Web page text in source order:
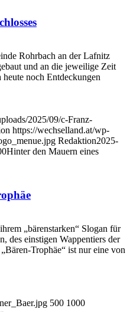
Rohrbach an der Lafnitz
und an die jeweilige Zeit
heute noch Entdeckungen
2025/09/c-Franz-
https://wechselland.at/wp-
Redaktion2025-
Hinter den Mauern eines
„bärenstarken“ Slogan für
des einstigen Wappentiers der
Trophäe“ ist nur eine von
500 1000